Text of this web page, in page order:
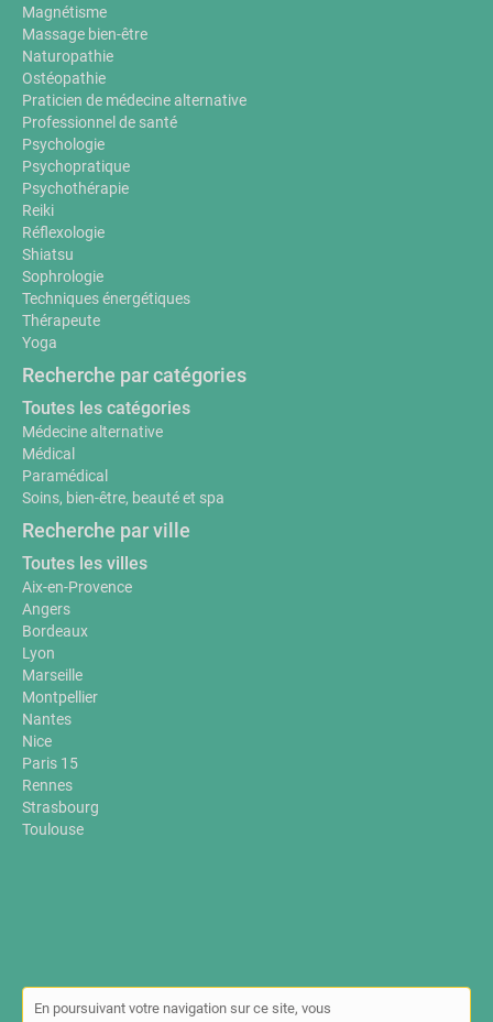
Magnétisme
Massage bien-être
Naturopathie
Ostéopathie
Praticien de médecine alternative
Professionnel de santé
Psychologie
Psychopratique
Psychothérapie
Reiki
Réflexologie
Shiatsu
Sophrologie
Techniques énergétiques
Thérapeute
Yoga
Recherche par catégories
Toutes les catégories
Médecine alternative
Médical
Paramédical
Soins, bien-être, beauté et spa
Recherche par ville
Toutes les villes
Aix-en-Provence
Angers
Bordeaux
Lyon
Marseille
Montpellier
Nantes
Nice
Paris 15
Rennes
Strasbourg
Toulouse
© Annuaire-sante-bien-etre.fr 2026 |Plan du site
En poursuivant votre navigation sur ce site, vous